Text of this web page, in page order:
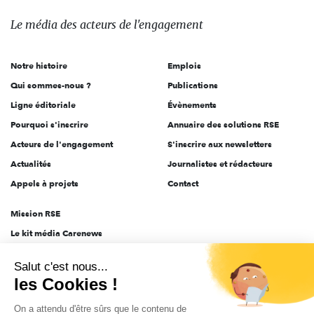
des
l'engagement
Le média des acteurs de l'engagement
Notre histoire
Qui sommes-nous ?
Ligne éditoriale
Pourquoi s'inscrire
Acteurs de l'engagement
Actualités
Appels à projets
Emplois
Publications
Évènements
Annuaire des solutions RSE
S'inscrire aux newsletters
Journalistes et rédacteurs
Contact
Mission RSE
Le kit média Carenews
AEF info
Novethic
PRODURABLE
Salut c'est nous...
les Cookies !
On a attendu d'être sûrs que le contenu de